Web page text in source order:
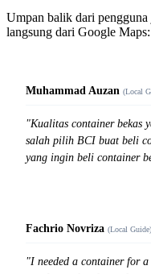
Umpan balik dari
langsung dari Google Maps:
Muhammad Auzan (Local
"Kualitas container bekas
salah pilih BCI buat beli
yang ingin beli container
Fachrio Novriza (Local Guide)
"I needed a container for